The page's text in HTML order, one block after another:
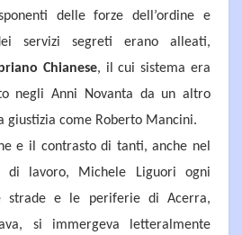
delle forze dell’ordine e
servizi segreti erano alleati,
Chianese, il cui sistema era
negli Anni Novanta da un altro
giustizia come Roberto Mancini.
e il contrasto di tanti, anche nel
di lavoro, Michele Liguori ogni
strade e le periferie di Acerra,
si immergeva letteralmente